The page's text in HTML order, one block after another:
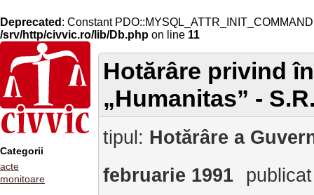
Deprecated : Constant
/srv/http/civvic.ro/lib/Db.php on line 11
Categorii
acte
monitoare
Hotărâre privind
„Humanitas” -
tipul: Hotărâre a
februarie 1991